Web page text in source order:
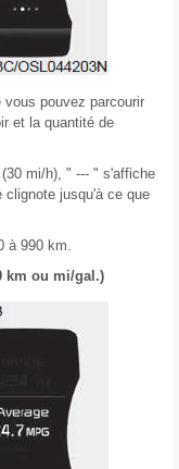
pouvez parcourir
et la quantité de
mi/h), " --- " s'affiche
clignote jusqu'à ce que
à 990 km.
km ou mi/gal.)